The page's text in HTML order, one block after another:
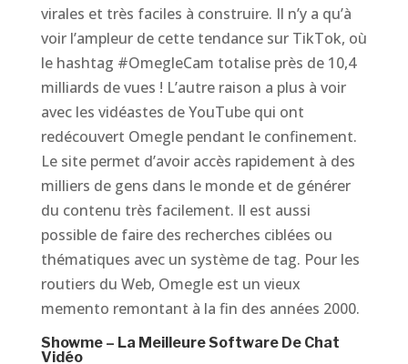
virales et très faciles à construire. Il n’y a qu’à
voir l’ampleur de cette tendance sur TikTok, où
le hashtag #OmegleCam totalise près de 10,4
milliards de vues ! L’autre raison a plus à voir
avec les vidéastes de YouTube qui ont
redécouvert Omegle pendant le confinement.
Le site permet d’avoir accès rapidement à des
milliers de gens dans le monde et de générer
du contenu très facilement. Il est aussi
possible de faire des recherches ciblées ou
thématiques avec un système de tag. Pour les
routiers du Web, Omegle est un vieux
memento remontant à la fin des années 2000.
Showme – La Meilleure Software De Chat
Vidéo